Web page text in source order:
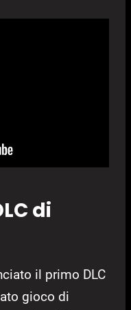
di
il primo DLC
gioco di